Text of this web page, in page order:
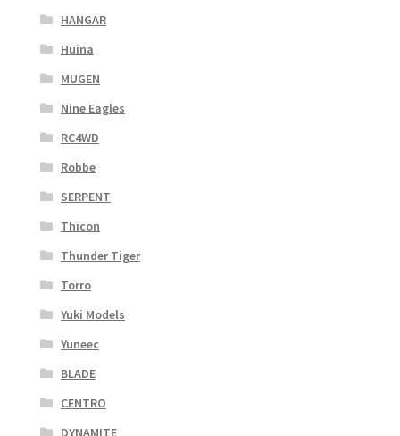
HANGAR
Huina
MUGEN
Nine Eagles
RC4WD
Robbe
SERPENT
Thicon
Thunder Tiger
Torro
Yuki Models
Yuneec
BLADE
CENTRO
DYNAMITE